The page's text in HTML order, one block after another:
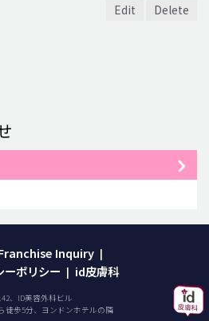
Edit Delete
Inquiry |
ポリシー | id皮膚科
、ID美容外科ビル
徒歩5分、ヨンドンホテルの隣